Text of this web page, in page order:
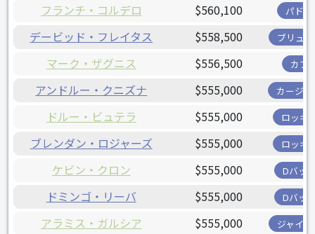
フランチ・コルデロ $560,100 パド
デービッド・フレイタス $558,500 ブリュ
マーク・ザグニス $556,500 カブ
アンドルー・クニズナ $555,000 カージ
ドルー・ビュテラ $555,000 ロッキ
ブレンダン・ロジャーズ $555,000 ロッキ
ケビン・クロン $555,000 Dバッ
ドミンゴ・リーバ $555,000 Dバッ
アラミス・ガルシア $555,000 ジャイ